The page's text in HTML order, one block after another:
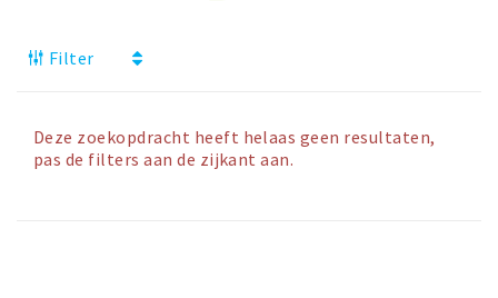
Informatie
Geschiedenis
Visit Baarle Shop
Filter
Deze zoekopdracht heeft helaas geen resultaten,
pas de filters aan de zijkant aan.